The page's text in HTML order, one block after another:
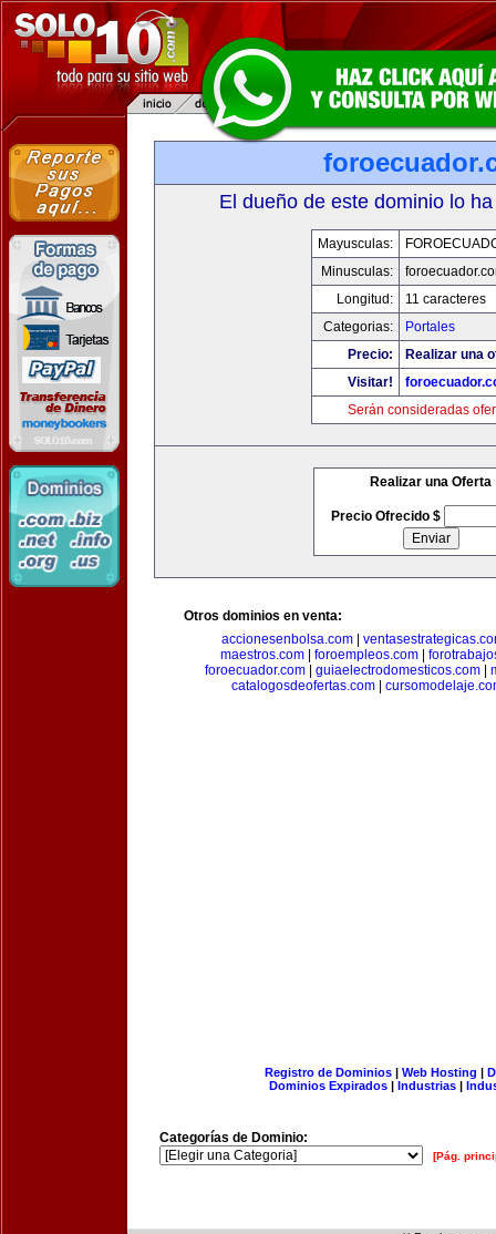
El dueño de este dominio lo
Mayusculas:
Minusculas:
Longitud:
11 caracteres
Categorias:
Portales
Precio:
Realizar una
Visitar!
Serán consideradas
Realizar una Oferta
Precio Ofrecido $
Otros dominios en venta:
accionesenbolsa.com|
maestros.com| foroempleos.com|
foroecuador.com| guiaelectrodomesticos.com|
catalogosdeofertas.com|
Registro de Dominios| Web Hosting |
Dominios Expirados | Industrias |
Categorías de Dominio:
[Pág.